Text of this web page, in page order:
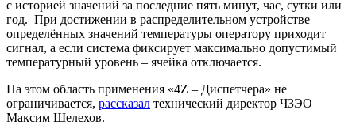
с историей значений за последние пять минут, час, сутки или
год. При достижении в распределительном устройстве
определённых значений температуры оператору приходит
сигнал, а если система фиксирует максимально допустимый
температурный уровень – ячейка отключается.
На этом область применения «4Z – Диспетчера» не
ограничивается, рассказал технический директор ЧЗЭО
Максим Шелехов.